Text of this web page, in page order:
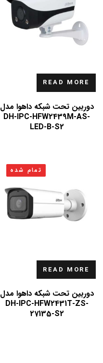
READ MORE
دوربین تحت شبکه داهوا مدل
DH-IPC-HFW2439M-AS-
LED-B-S2
تمام شده
READ MORE
دوربین تحت شبکه داهوا مدل
DH-IPC-HFW2431T-ZS-
27135-S2